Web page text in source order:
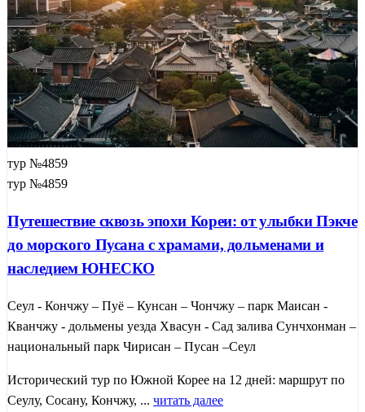
тур №4859
тур №4859
Путешествие сквозь эпохи Кореи: от улыбки Пэкче
до морского Пусана с храмами, дольменами и
наследием ЮНЕСКО
Сеул - Кончжу – Пуё – Кунсан – Чончжу – парк Маисан -
Кванчжу - дольмены уезда Хвасун - Сад залива Сунчхонман –
национальный парк Чирисан – Пусан –Сеул
Исторический тур по Южной Корее на 12 дней: маршрут по
Сеулу, Сосану, Кончжу, ... читать далее